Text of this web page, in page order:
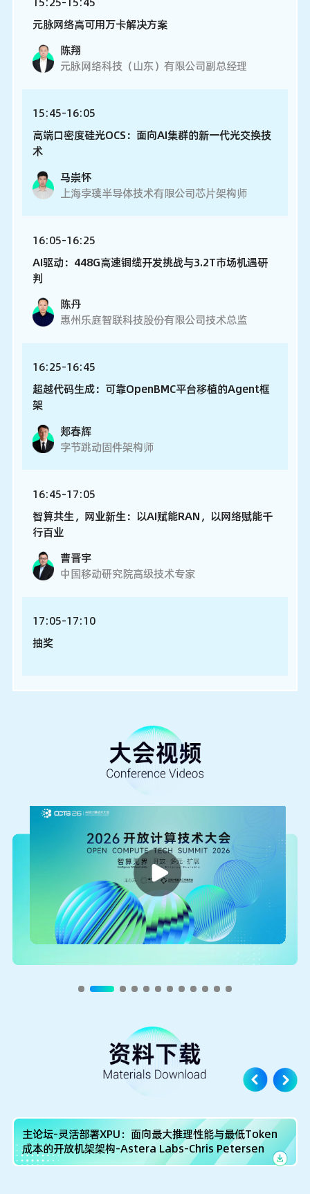
元脉网络高可用万卡解决方案
陈翔
元脉网络科技（山东）有限公司副总经理
15:45-16:05
高端口密度硅光OCS：面向AI集群的新一代光交换技
术
马崇怀
上海孛璞半导体技术有限公司芯片架构师
16:05-16:25
AI驱动：448G高速铜缆开发挑战与3.2T市场机遇研
判
陈丹
惠州乐庭智联科技股份有限公司技术总监
16:25-16:45
超越代码生成：可靠OpenBMC平台移植的Agent框
架
郏春辉
字节跳动固件架构师
16:45-17:05
智算共生，网业新生：以AI赋能RAN，以网络赋能千
行百业
曹晋宇
中国移动研究院高级技术专家
17:05-17:10
抽奖
主论坛-灵活部署XPU：面向最大推理性能与最低Token
成本的开放机架架构-Astera Labs-Chris Petersen